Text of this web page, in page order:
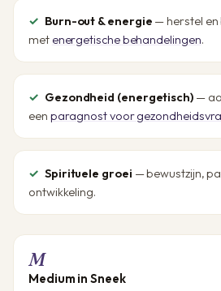
Burn-out & energie — herstel
met energetische behandelingen.
Gezondheid (energetisch) —
een paragnost voor
Spirituele groei — bewustzijn,
ontwikkeling.
M
Medium in Sneek